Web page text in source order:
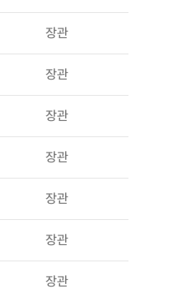
장관
장관
장관
장관
장관
장관
장관